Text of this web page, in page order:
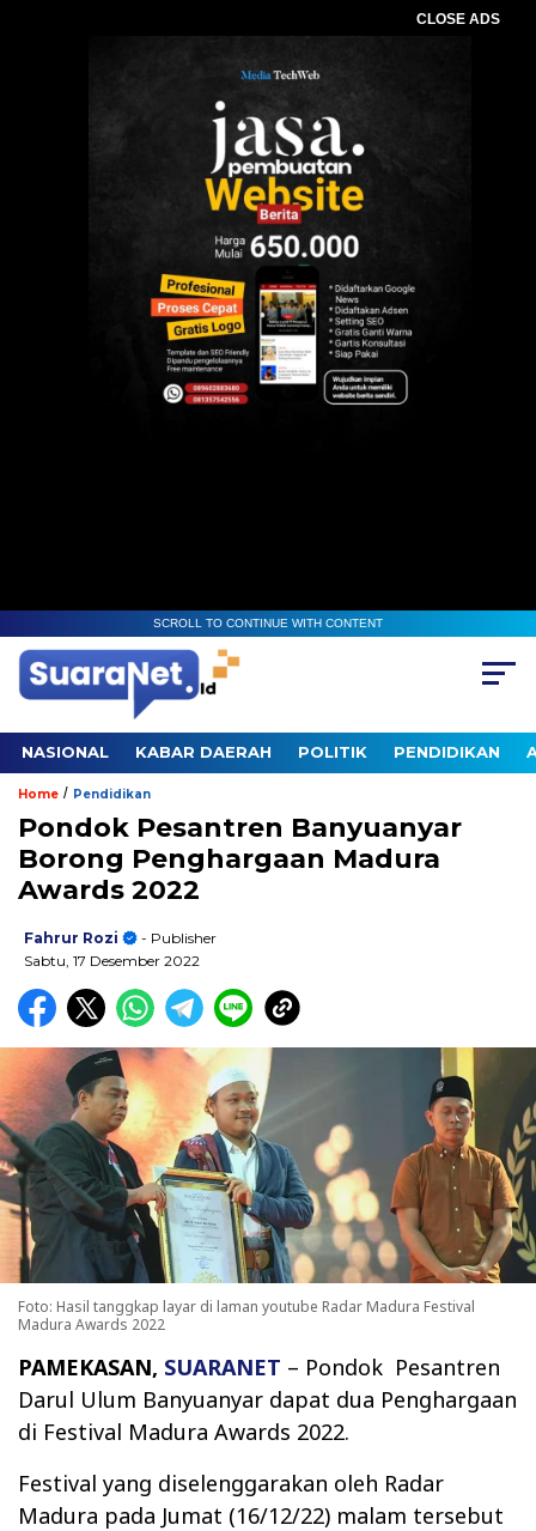
CLOSE ADS
SCROLL TO CONTINUE WITH CONTENT
NASIONAL KABAR DAERAH POLITIK PENDIDIKAN
Home / Pendidikan
Pondok Pesantren Banyuanyar
Borong Penghargaan Madura
Awards 2022
Fahrur Rozi
- Publisher
Sabtu, 17 Desember 2022
Foto: Hasil tanggkap layar di laman youtube Radar Madura Festival
Madura Awards 2022
PAMEKASAN, SUARANET – Pondok Pesantren
Darul Ulum Banyuanyar dapat dua Penghargaan
di Festival Madura Awards 2022.
Festival yang diselenggarakan oleh Radar
Madura pada Jumat (16/12/22) malam tersebut